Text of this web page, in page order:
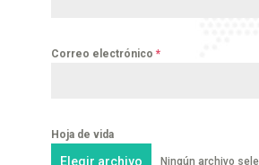
Correo electrónico *
Hoja de vida
Elegir archivo Ningún archivo